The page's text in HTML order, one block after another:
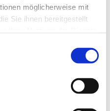
möglicherweise mit
Sie ihnen bereitgestellt